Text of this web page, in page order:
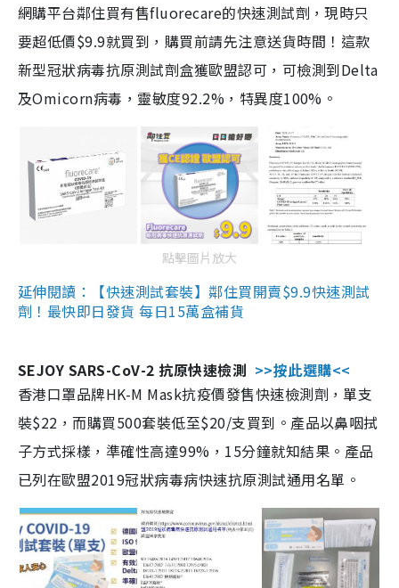
網購平台鄰住買有售fluorecare的快速測試劑，現時只
要超低價$9.9就買到，購買前請先注意送貨時間！這款
新型冠狀病毒抗原測試劑盒獲歐盟認可，可檢測到Delta
及Omicorn病毒，靈敏度92.2%，特異度100%。
點擊圖片放大
延伸閱讀：【快速測試套裝】鄰住買開賣$9.9快速測試
劑！最快即日發貨 每日15萬盒補貨
SEJOY SARS-CoV-2 抗原快速檢測 >>按此選購<<
香港口罩品牌HK-M Mask抗疫價發售快速檢測劑，單支
裝$22，而購買500套裝低至$20/支買到。產品以鼻咽拭
子方式採樣，準確性高達99%，15分鐘就知結果。產品
已列在歐盟2019冠狀病毒病快速抗原測試通用名單。